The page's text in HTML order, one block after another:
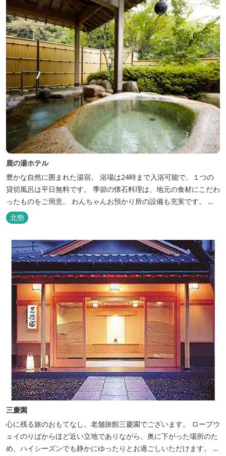
鹿の湯ホテル
豊かな自然に囲まれた湯宿。 浴場は24時まで入浴可能で、１つの
貸切風呂は平日無料です。 季節の懐石料理は、地元の食材にこだわ
ったものをご用意。 わんちゃんお預かり所の設備も充実です。 女
将手作りのお酢とカモシカソフトが人気です。 お食事処と大浴場の
脱衣所に最新の高機能換気設備を導入いたしました。
北勢
三慶園
心に残る旅のおもてなし。老舗旅館三慶園でございます。 ロープウ
ェイのりばからほど近い立地でありながら、奥に下がった場所のた
め、ハイシーズンでも静かにゆったりとお過ごしいただけます。 自